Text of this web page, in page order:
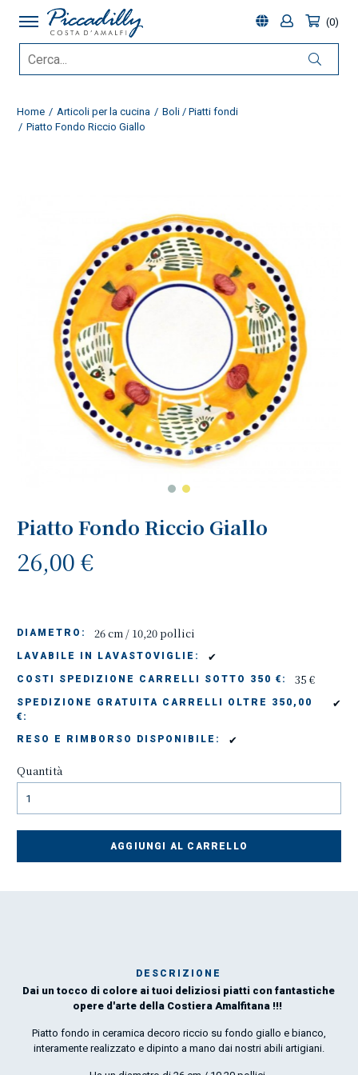
0
Home Articoli per la cucina
Boli / Piatti fondi
Piatto Fondo Riccio Giallo
Piatto Fondo Riccio Giallo
26,00 €
DIAMETRO: 26 cm / 10,20 pollici
LAVABILE IN LAVASTOVIGLIE: ✔
COSTI SPEDIZIONE CARRELLI SOTTO 350 €: 35 €
SPEDIZIONE GRATUITA CARRELLI OLTRE 350,00
€:
✔
RESO E RIMBORSO DISPONIBILE: ✔
Quantità
AGGIUNGI AL CARRELLO
DESCRIZIONE
Dai un tocco di colore ai tuoi deliziosi piatti con fantastiche
opere d'arte della Costiera Amalfitana !!!
Piatto fondo in ceramica decoro riccio su fondo giallo e bianco,
interamente realizzato e dipinto a mano dai nostri abili artigiani.